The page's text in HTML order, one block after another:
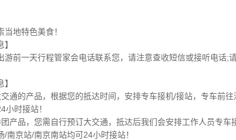
当地特色美食！
】
游前一天行程管家会电话联系您，请注意查收短信或接听电话;
】
通的产品，根据您的抵达时间，安排专车接机/接站，专车前
小时接站！
产品，您需自行预订大交通，抵达后我们会安排工作人员专
/南京站/南京南站均可24小时接站！